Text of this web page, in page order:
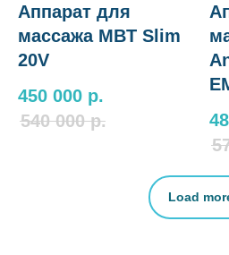
Аппарат для
массажа MBT Slim
20V
450 000 р.
540 000 р.
Load